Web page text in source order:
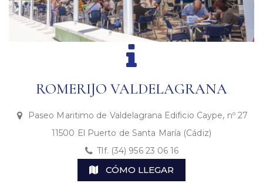
ROMERIJO VALDELAGRANA
Paseo Maritimo de Valdelagrana Edificio Caype, nº 27
11500 El Puerto de Santa María (Cádiz)
Tlf. (34) 956 23 06 16
CÓMO LLEGAR